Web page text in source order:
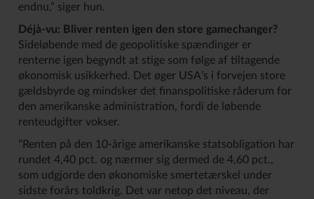
endnu,” siger hun.
Déjà-vu: Bliver renten igen den store gamechanger?
Sideløbende med de geopolitiske spændinger er
renterne igen begyndt at stige som følge af tiltagende
økonomisk usikkerhed. Det øger USA’s i forvejen store
gældsbyrde og mindsker det finanspolitiske råderum for
den amerikanske administration, fordi de løbende
renteudgifter vokser.
”Renten på den 10-årige amerikanske statsobligation har
rundet 4,40 pct. og nærmer sig dermed de 4,60 pct.,
som udgjorde den økonomiske smertetærskel under
sidste forårs toldkrig. Det var netop det niveau, der